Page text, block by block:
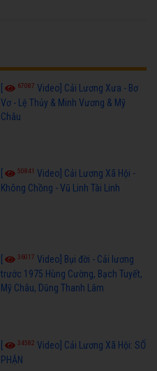
[ 67087 Video] Cải Lương Xưa - Bơ
Vơ - Lệ Thủy & Minh Vương & Mỹ
Châu
50841
Video] Cải Lương Xã Hội -
Không Chồng - Vũ Linh Tài Linh
36017 Video] Bụi đời - Cải lương
trước 1975 Hùng Cường, Bạch Tuyết,
Mỹ Châu, Dũng Thanh Lâm
34582 Video] Cải Lương Xã Hội: SỐ
PHẬN